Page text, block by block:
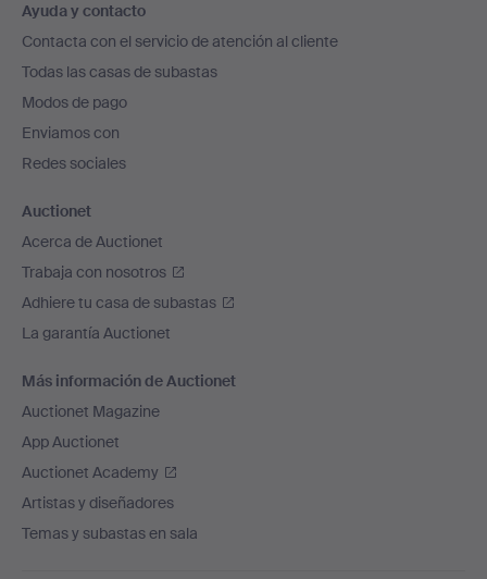
en
el
pie
de
página
Ayuda y contacto
Contacta con el servicio de atención al cliente
Todas las casas de subastas
Modos de pago
Enviamos con
Redes sociales
Auctionet
Acerca de Auctionet
Trabaja con nosotros
Adhiere tu casa de subastas
La garantía Auctionet
Más información de Auctionet
Auctionet Magazine
App Auctionet
Auctionet Academy
Artistas y diseñadores
Temas y subastas en sala